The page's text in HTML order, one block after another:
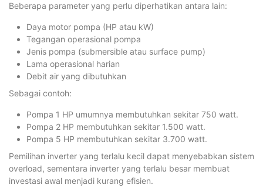
Beberapa parameter yang perlu diperhatikan antara lain:
Daya motor pompa (HP atau kW)
Tegangan operasional pompa
Jenis pompa (submersible atau surface pump)
Lama operasional harian
Debit air yang dibutuhkan
Sebagai contoh:
Pompa 1 HP umumnya membutuhkan sekitar 750 watt.
Pompa 2 HP membutuhkan sekitar 1.500 watt.
Pompa 5 HP membutuhkan sekitar 3.700 watt.
Pemilihan inverter yang terlalu kecil dapat menyebabkan sistem
overload, sementara inverter yang terlalu besar membuat
investasi awal menjadi kurang efisien.